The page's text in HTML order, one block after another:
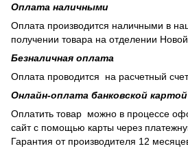
Оплата наличными
Оплата производится наличными в
получении товара на отделении
Безналичная оплата
Оплата проводится на расчетный
Онлайн-оплата банковской
Оплатить товар можно в процессе
сайт с помощью карты через
Гарантия от производителя 12